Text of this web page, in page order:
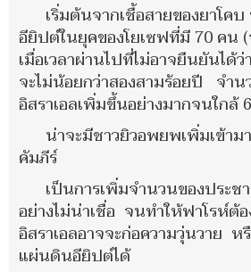
เริ่มต้นจากเชื้อสายของยาโค
อียิปต์ในยุคของโยเซฟที่มี 70 คน
เมื่อเวลาผ่านไปที่ไม่อาจยืนยันไ
จะไม่น้อยกว่าสองสามร้อยปี จำน
อิสราเอลเพิ่มขึ้นอย่างมากจนใกล้
น่าจะมีชาวยิวอพยพเพิ่มเข้าม
คัมภีร์
เป็นการเพิ่มจำนวนของประช
อย่างไม่น่าเชื่อ จนทำให้ฟาโรห์ต้
อิสราเอลอาจจะก่อความวุ่นวาย
แผ่นดินอียิปต์ได้